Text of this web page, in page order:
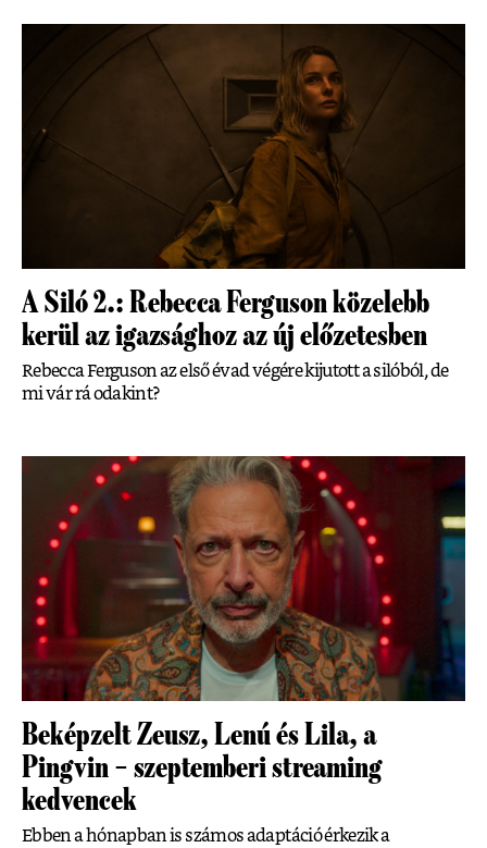
A Siló 2.: Rebecca Ferguson közelebb
kerül az igazsághoz az új előzetesben
Rebecca Ferguson az első évad végére kijutott a silóból, de
mi vár rá odakint?
Beképzelt Zeusz, Lenú és Lila, a
Pingvin – szeptemberi streaming
kedvencek
Ebben a hónapban is számos adaptáció érkezik a